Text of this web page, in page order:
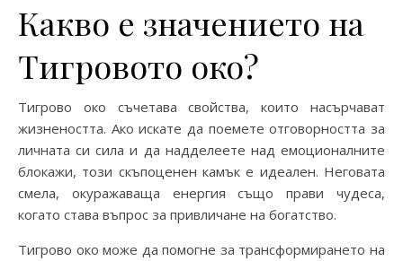
Какво е значението на
Тигровото око?
Тигрово око съчетава свойства, които насърчават
жизнеността. Ако искате да поемете отговорността за
личната си сила и да надделеете над емоционалните
блокажи, този скъпоценен камък е идеален. Неговата
смела, окуражаваща енергия също прави чудеса,
когато става въпрос за привличане на богатство.
Тигрово око може да помогне за трансформирането на